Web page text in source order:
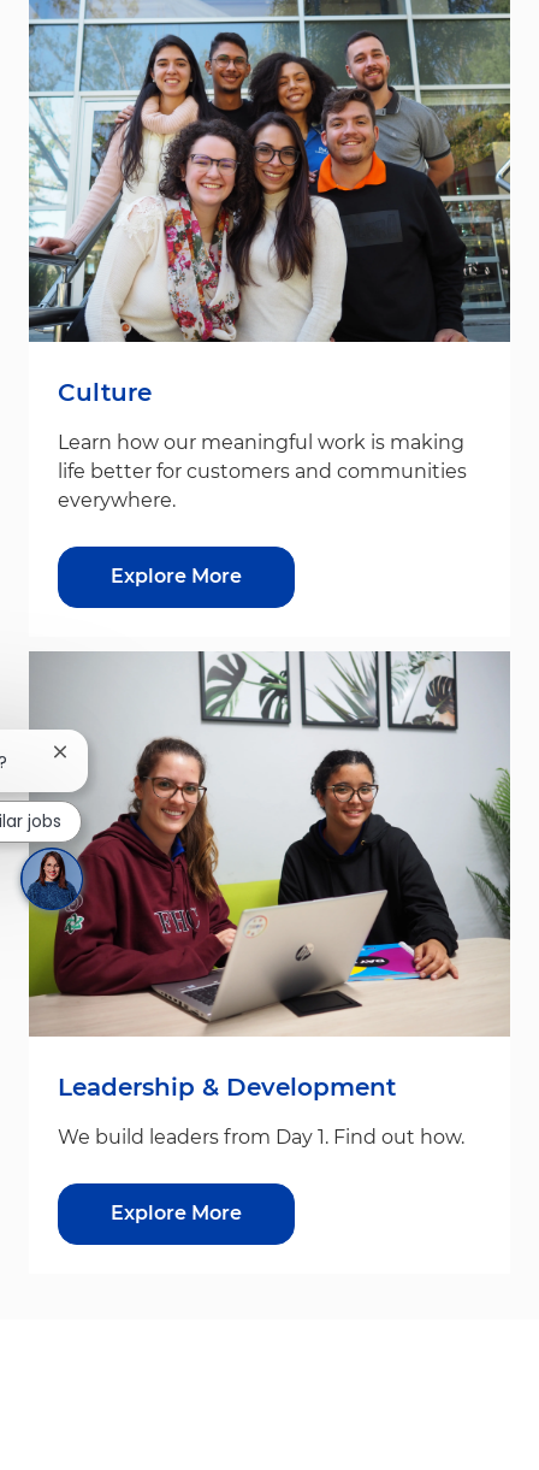
Culture
Learn how our meaningful work is making
life better for customers and communities
everywhere.
Explore More
Leadership & Development
We build leaders from Day 1. Find out how.
Explore More
Close chatbot notification
jobs